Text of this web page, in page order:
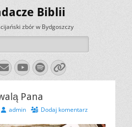
Biblii
zbór w Bydgoszczy
YouTube
Spotify
Link
Pana
Autoradmin Dodaj komentarz